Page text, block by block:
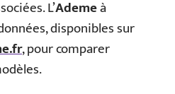
L’Ademeà
disponibles sur
, pour comparer